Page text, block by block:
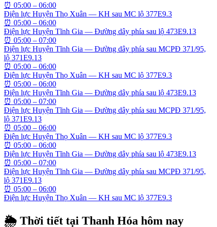
⏰ 05:00 – 06:00
Điện lực Huyện Thọ Xuân — KH sau MC lộ 377E9.3
⏰ 05:00 – 06:00
Điện lực Huyện Tĩnh Gia — Đường dây phía sau lộ 473E9.13
⏰ 05:00 – 07:00
Điện lực Huyện Tĩnh Gia — Đường dây phía sau MCPĐ 371/95,
lộ 371E9.13
⏰ 05:00 – 06:00
Điện lực Huyện Thọ Xuân — KH sau MC lộ 377E9.3
⏰ 05:00 – 06:00
Điện lực Huyện Tĩnh Gia — Đường dây phía sau lộ 473E9.13
⏰ 05:00 – 07:00
Điện lực Huyện Tĩnh Gia — Đường dây phía sau MCPĐ 371/95,
lộ 371E9.13
⏰ 05:00 – 06:00
Điện lực Huyện Thọ Xuân — KH sau MC lộ 377E9.3
⏰ 05:00 – 06:00
Điện lực Huyện Tĩnh Gia — Đường dây phía sau lộ 473E9.13
⏰ 05:00 – 07:00
Điện lực Huyện Tĩnh Gia — Đường dây phía sau MCPĐ 371/95,
lộ 371E9.13
⏰ 05:00 – 06:00
Điện lực Huyện Thọ Xuân — KH sau MC lộ 377E9.3
🌦 Thời tiết tại Thanh Hóa hôm nay